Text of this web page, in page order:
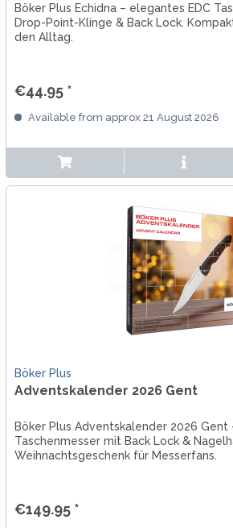
Böker Plus Echidna – elegantes EDC
Drop-Point-Klinge & Back Lock.
den Alltag.
€44.95 *
Available from approx 21 August 2026
Böker Plus
Adventskalender 2026 Gent
Böker Plus Adventskalender 2026 Gent
Taschenmesser mit Back Lock &
Weihnachtsgeschenk für Messerfans.
€149.95 *